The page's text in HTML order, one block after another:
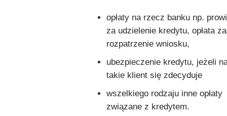
opłaty na rzecz banku np.
za udzielenie kredytu, opłata za
rozpatrzenie wniosku,
ubezpieczenie kredytu, jeżeli
takie klient się zdecyduje
wszelkiego rodzaju inne opłaty
związane z kredytem.